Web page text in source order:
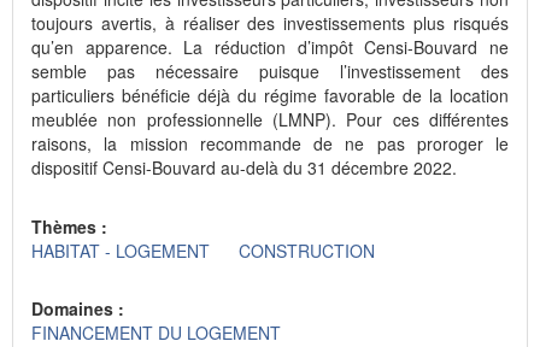
toujours avertis, à réaliser des investissements plus risqués
qu’en apparence. La réduction d’impôt Censi-Bouvard ne
semble pas nécessaire puisque l’investissement des
particuliers bénéficie déjà du régime favorable de la location
meublée non professionnelle (LMNP). Pour ces différentes
raisons, la mission recommande de ne pas proroger le
dispositif Censi-Bouvard au-delà du 31 décembre 2022.
Thèmes :
HABITAT - LOGEMENT
CONSTRUCTION
Domaines :
FINANCEMENT DU LOGEMENT